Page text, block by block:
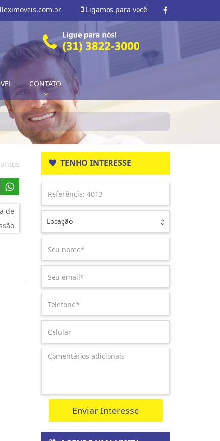
Ligamos para você
CONTATO
de
TENHO INTERESSE
Locação
Enviar Interesse